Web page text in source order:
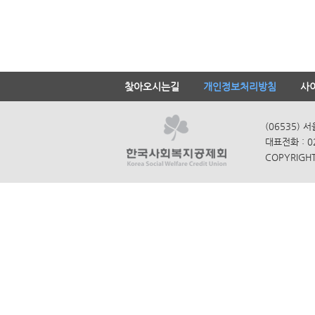
찾아오시는길 개인정보처리방침 사
(06535) 서
대표전화 :